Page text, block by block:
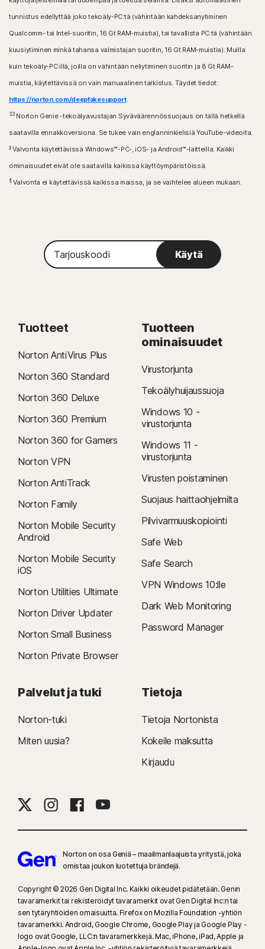
tunnistus edellyttää joko tekoäly-PC:tä (vähintään kahdeksanytiminen
Qualcomm- tai Intel-suoritin, 16 Gt RAM-muistia), tai tavallista PC:tä (vähintään
kuusiytiminen minkä tahansa valmistajan suoritin, 16 Gt RAM-muistia). Muilla
kuin tekoäly-PC:illä, joilla on vähintään neliytiminen suoritin ja 8 Gt RAM-
muistia, käytettävissä on vain manuaalinen tarkistus. Täydet tiedot:
https://norton.com/deepfakesupport.
33Norton Genie -tekoälyavustajan Syväväärennössuojaus on tällä hetkellä
saatavilla ennakkoversiona. Se tukee vain englanninkielisiä YouTube-videoita.
‡Valvonta käytettävissä Windows™-PC-, iOS- ja Android™-laitteilla. Kaikki
ominaisuudet eivät ole saatavilla kaikissa käyttöympäristöissä.
§Valvonta ei käytettävissä kaikissa maissa, ja se vaihtelee alueen mukaan.
Tarjouskoodi
Käytä
Tuotteet
Norton AntiVirus Plus
Norton 360 Standard
Norton 360 Deluxe
Norton 360 Premium
Norton 360 for Gamers
Norton VPN
Norton AntiTrack
Norton Family
Norton Mobile Security
Android
Norton Mobile Security
iOS
Norton Utilities Ultimate
Norton Driver Updater
Norton Small Business
Norton Private Browser
Tuotteen
ominaisuudet
Virustorjunta
Tekoälyhuijaussuoja
Windows 10 -
virustorjunta
Windows 11 -
virustorjunta
Virusten poistaminen
Suojaus haittaohjelmilta
Pilvivarmuuskopiointi
Safe Web
Safe Search
VPN Windows 10:lle
Dark Web Monitoring
Password Manager
Palvelut ja tuki
Norton-tuki
Miten uusia?
Tietoja
Tietoja Nortonista
Kokeile maksutta
Kirjaudu
Norton on osa Geniä – maailmanlaajuista yritystä, joka
omistaa joukon luotettuja brändejä.​
Copyright © 2026 Gen Digital Inc. Kaikki oikeudet pidätetään. Genin
tavaramerkit tai rekisteröidyt tavaramerkit ovat Gen Digital Inc:n tai
sen tytäryhtiöiden omaisuutta. Firefox on Mozilla Foundation -yhtiön
tavaramerkki. Android, Google Chrome, Google Play ja Google Play -
logo ovat Google, LLC:n tavaramerkkejä. Mac, iPhone, iPad, Apple ja